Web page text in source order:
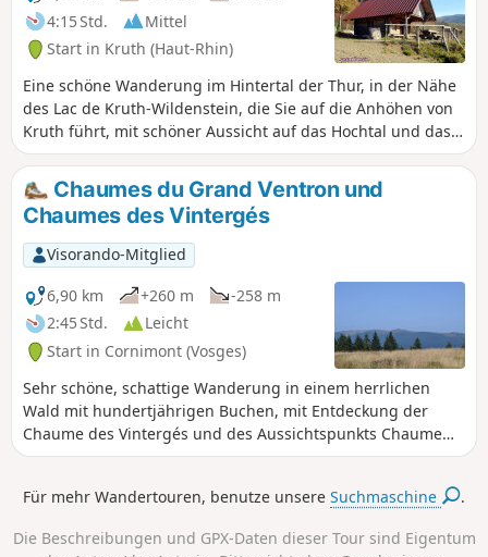
4:15 Std.
Mittel
Start in Kruth (Haut-Rhin)
Eine schöne Wanderung im Hintertal der Thur, in der Nähe
des Lac de Kruth-Wildenstein, die Sie auf die Anhöhen von
Kruth führt, mit schöner Aussicht auf das Hochtal und das
Rossberg-Thannerhubel-Massiv.
Chaumes du Grand Ventron und
Chaumes des Vintergés
Visorando-Mitglied
6,90 km
+260 m
-258 m
2:45 Std.
Leicht
Start in Cornimont (Vosges)
Sehr schöne, schattige Wanderung in einem herrlichen
Wald mit hundertjährigen Buchen, mit Entdeckung der
Chaume des Vintergés und des Aussichtspunkts Chaume
du Grand Ventron mit Blick auf die Bergkämme (Markstein,
Für mehr Wandertouren, benutze unsereSuchmaschine .
Die Beschreibungen und GPX-Daten dieser Tour sind Eigentum